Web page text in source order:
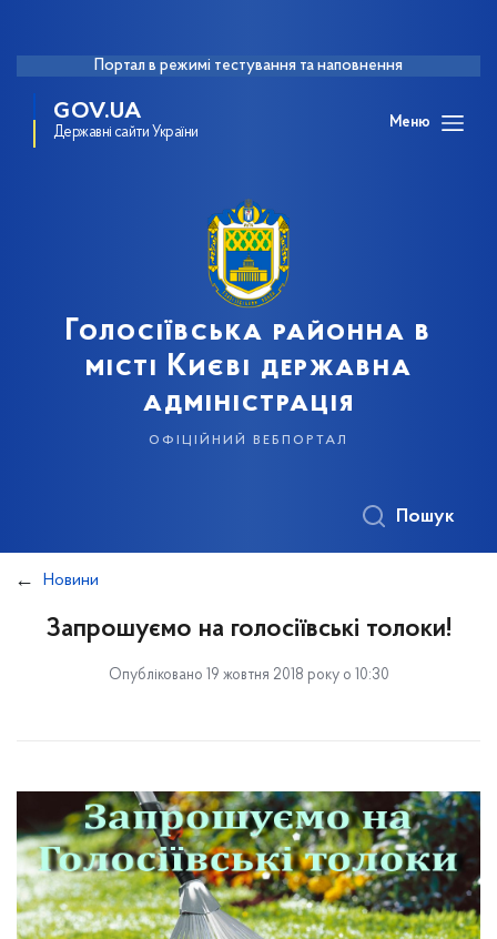
Портал в режимі тестування та наповнення
GOV.UA
Державні сайти України
Меню
Голосіївська районна в
місті Києві державна
адміністрація
офіційний вебпортал
Пошук
Новини
Запрошуємо на голосіївські толоки!
Опубліковано 19 жовтня 2018 року о 10:30